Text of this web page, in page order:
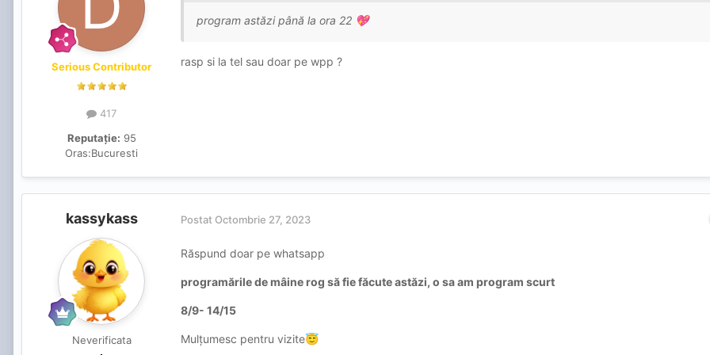
Serious Contributor
417
Reputație: 95
Oras:Bucuresti
program astăzi până la ora 22 💖
rasp si la tel sau doar pe wpp ?
kassykass
Neverificata
Postat Octombrie 27, 2023
Răspund doar pe whatsapp
programările de mâine rog să fie făcute astăzi, o sa am program scurt
8/9- 14/15
Mulțumesc pentru vizite😇